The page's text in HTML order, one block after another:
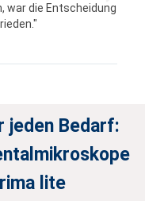
die Entscheidung
jeden Bedarf:
lite